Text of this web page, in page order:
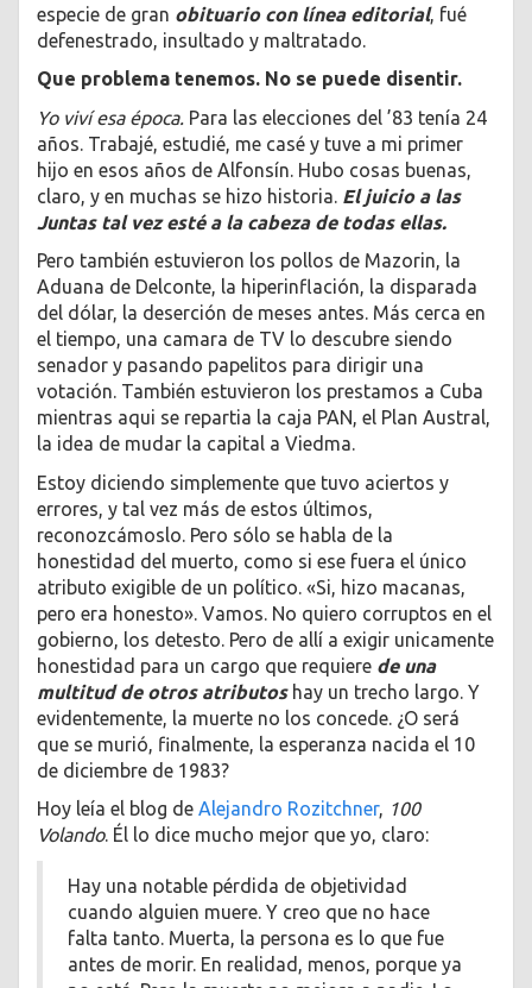
especie de gran obituario con línea editorial, fué
defenestrado, insultado y maltratado.
Que problema tenemos. No se puede disentir.
Yo viví esa época. Para las elecciones del ’83 tenía 24
años. Trabajé, estudié, me casé y tuve a mi primer
hijo en esos años de Alfonsín. Hubo cosas buenas,
claro, y en muchas se hizo historia. El juicio a las
Juntas tal vez esté a la cabeza de todas ellas.
Pero también estuvieron los pollos de Mazorin, la
Aduana de Delconte, la hiperinflación, la disparada
del dólar, la deserción de meses antes. Más cerca en
el tiempo, una camara de TV lo descubre siendo
senador y pasando papelitos para dirigir una
votación. También estuvieron los prestamos a Cuba
mientras aqui se repartia la caja PAN, el Plan Austral,
la idea de mudar la capital a Viedma.
Estoy diciendo simplemente que tuvo aciertos y
errores, y tal vez más de estos últimos,
reconozcámoslo. Pero sólo se habla de la
honestidad del muerto, como si ese fuera el único
atributo exigible de un político. «Si, hizo macanas,
pero era honesto». Vamos. No quiero corruptos en el
gobierno, los detesto. Pero de allí a exigir unicamente
honestidad para un cargo que requiere de una
multitud de otros atributoshay un trecho largo. Y
evidentemente, la muerte no los concede. ¿O será
que se murió, finalmente, la esperanza nacida el 10
de diciembre de 1983?
Hoy leía el blog de Alejandro Rozitchner, 100
Volando. Él lo dice mucho mejor que yo, claro:
Hay una notable pérdida de objetividad
cuando alguien muere. Y creo que no hace
falta tanto. Muerta, la persona es lo que fue
antes de morir. En realidad, menos, porque ya